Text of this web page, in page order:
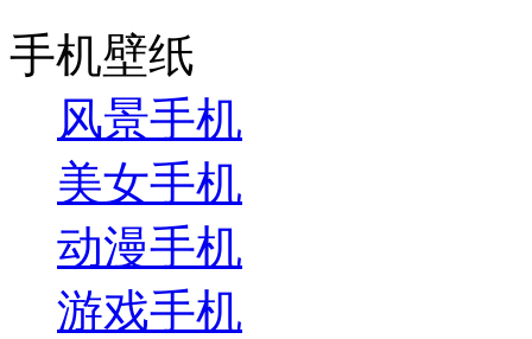
手机壁纸
风景手机
美女手机
动漫手机
游戏手机